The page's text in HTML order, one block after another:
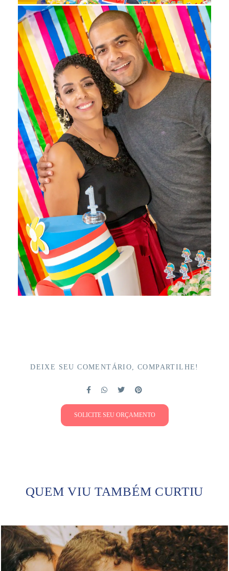
DEIXE SEU COMENTÁRIO, COMPARTILHE!
SOLICITE SEU ORÇAMENTO
QUEM VIU TAMBÉM CURTIU